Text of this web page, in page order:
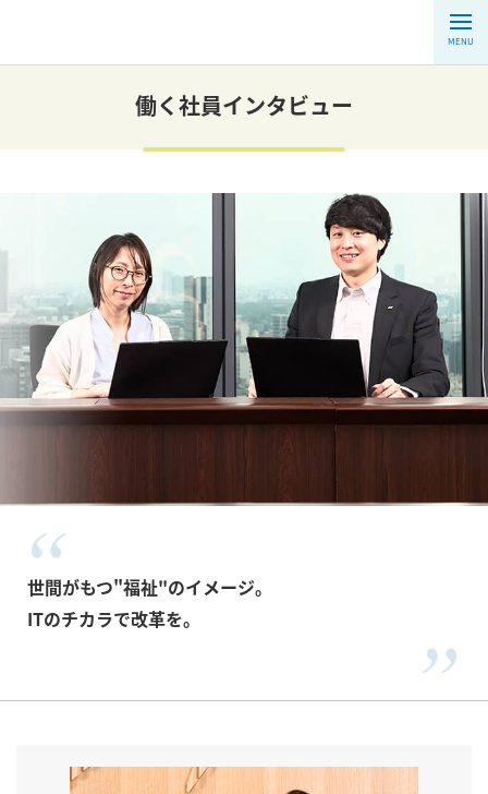
MENU
働く社員インタビュー
世間がもつ"福祉"のイメージ。
ITのチカラで改革を。